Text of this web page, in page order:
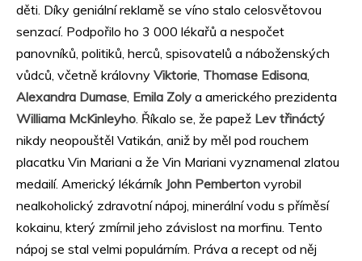
děti. Díky geniální reklamě se víno stalo celosvětovou
senzací. Podpořilo ho 3 000 lékařů a nespočet
panovníků, politiků, herců, spisovatelů a náboženských
vůdců, včetně královny Viktorie Thomase Edisona
Alexandra Dumase Emila Zoly a amerického prezidenta
Williama McKinleyho . Říkalo se, že papež Lev třináctý
nikdy neopouštěl Vatikán, aniž by měl pod rouchem
placatku Vin Mariani a že Vin Mariani vyznamenal zlatou
medailí. Americký lékárník John Pemberton vyrobil
nealkoholický zdravotní nápoj, minerální vodu s příměsí
kokainu, který zmírnil jeho závislost na morfinu. Tento
nápoj se stal velmi populárním. Práva a recept od něj